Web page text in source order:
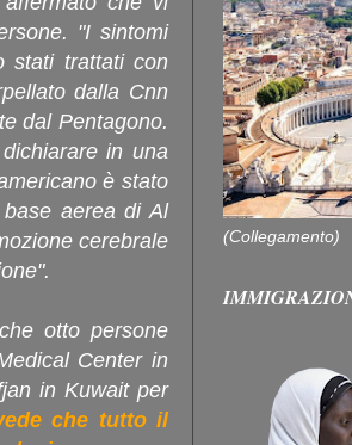
"I sintomi
stati trattati con
dalla Cnn
dal Pentagono.
in una
è stato
aerea di Al
cerebrale
otto persone
Center in
in Kuwait per
che tutto il
(Collegamento)